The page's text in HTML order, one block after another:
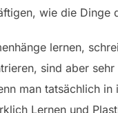
wie die Dinge
lernen,
sind aber
man tatsächlich
Lernen und